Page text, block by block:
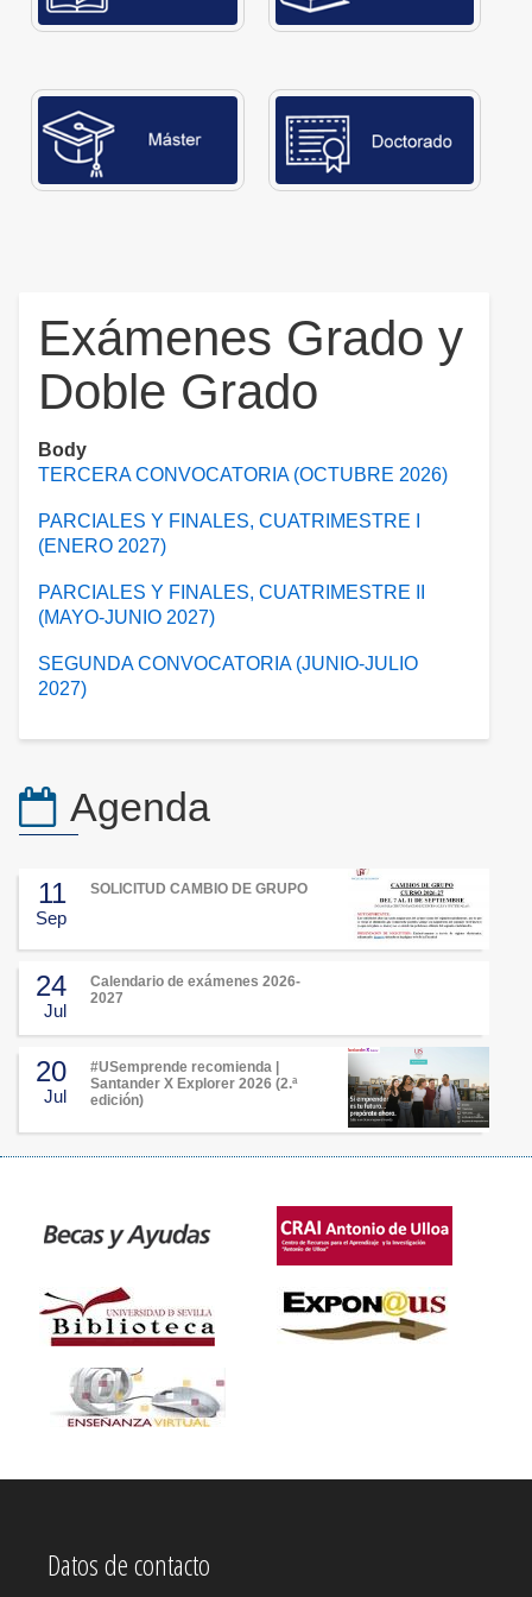
Exámenes Grado y
Doble Grado
Body
TERCERA CONVOCATORIA (OCTUBRE 2026)
PARCIALES Y FINALES, CUATRIMESTRE I
(ENERO 2027)
PARCIALES Y FINALES, CUATRIMESTRE II
(MAYO-JUNIO 2027)
SEGUNDA CONVOCATORIA (JUNIO-JULIO
2027)
Agenda
11
Sep
SOLICITUD CAMBIO DE GRUPO
24
Jul
Calendario de exámenes 2026-
2027
20
Jul
#USemprende recomienda |
Santander X Explorer 2026 (2.ª
edición)
Datos de contacto